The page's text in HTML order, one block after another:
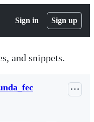
Sign in Sign up
and snippets.